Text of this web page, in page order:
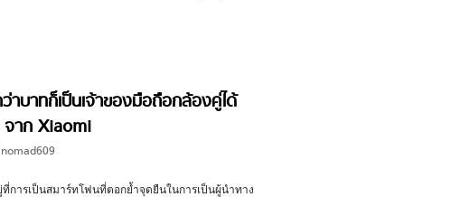
าบาทก็เป็นเจ้าของมือถือกล้องคู่ได้
าก Xiaomi
nomad609
ที่การเป็นสมาร์ทโฟนที่ตอกย้ำจุดยืนในการเป็นผู้นำทาง